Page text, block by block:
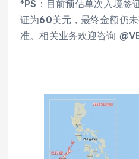
*PS：目前预估单次入境签
证为60美元，最终金额仍
准。相关业务欢迎咨询